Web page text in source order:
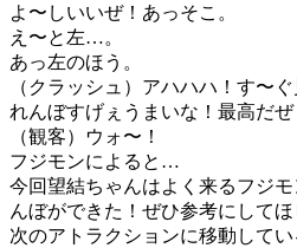
よ〜しいいぜ！あっそこ。
え〜と左…。
あっ左のほう。
（クラッシュ）アハハハ！す〜
れんぼすげぇうまいな！最高だぜ
（観客）ウォ〜！
フジモンによると…
今回望結ちゃんはよく来るフジ
んぼができた！ぜひ参考にしてほ
次のアトラクションに移動して